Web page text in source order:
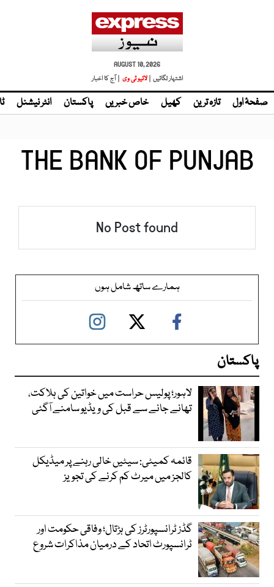
AUGUST 10, 2026
اشتہار لگائیں | لائیو ٹی وی | آج کا اخبار
صفحۂ اول تازہ ترین کھیل خاص خبریں پاکستان انٹر نیشنل
THE BANK OF PUNJAB
No Post found
ہمارے ساتھ شامل ہوں
پاکستان
لاہور؛ پولیس حراست میں خواتین کی ہلاکت،
تھانے جانے سے قبل کی ویڈیو سامنے آگئی
قائمہ کمیٹی: سیٹیں خالی رہنے پر میڈیکل
کالجز میں میرٹ کم کرنے کی تجویز
گڈز ٹرانسپورٹرز کی ہڑتال؛ وفاقی حکومت اور
ٹرانسپورٹ اتحاد کے درمیان مذاکرات شروع